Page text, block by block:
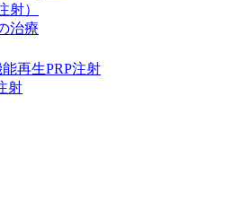
射）
治療
再生PRP注射
射